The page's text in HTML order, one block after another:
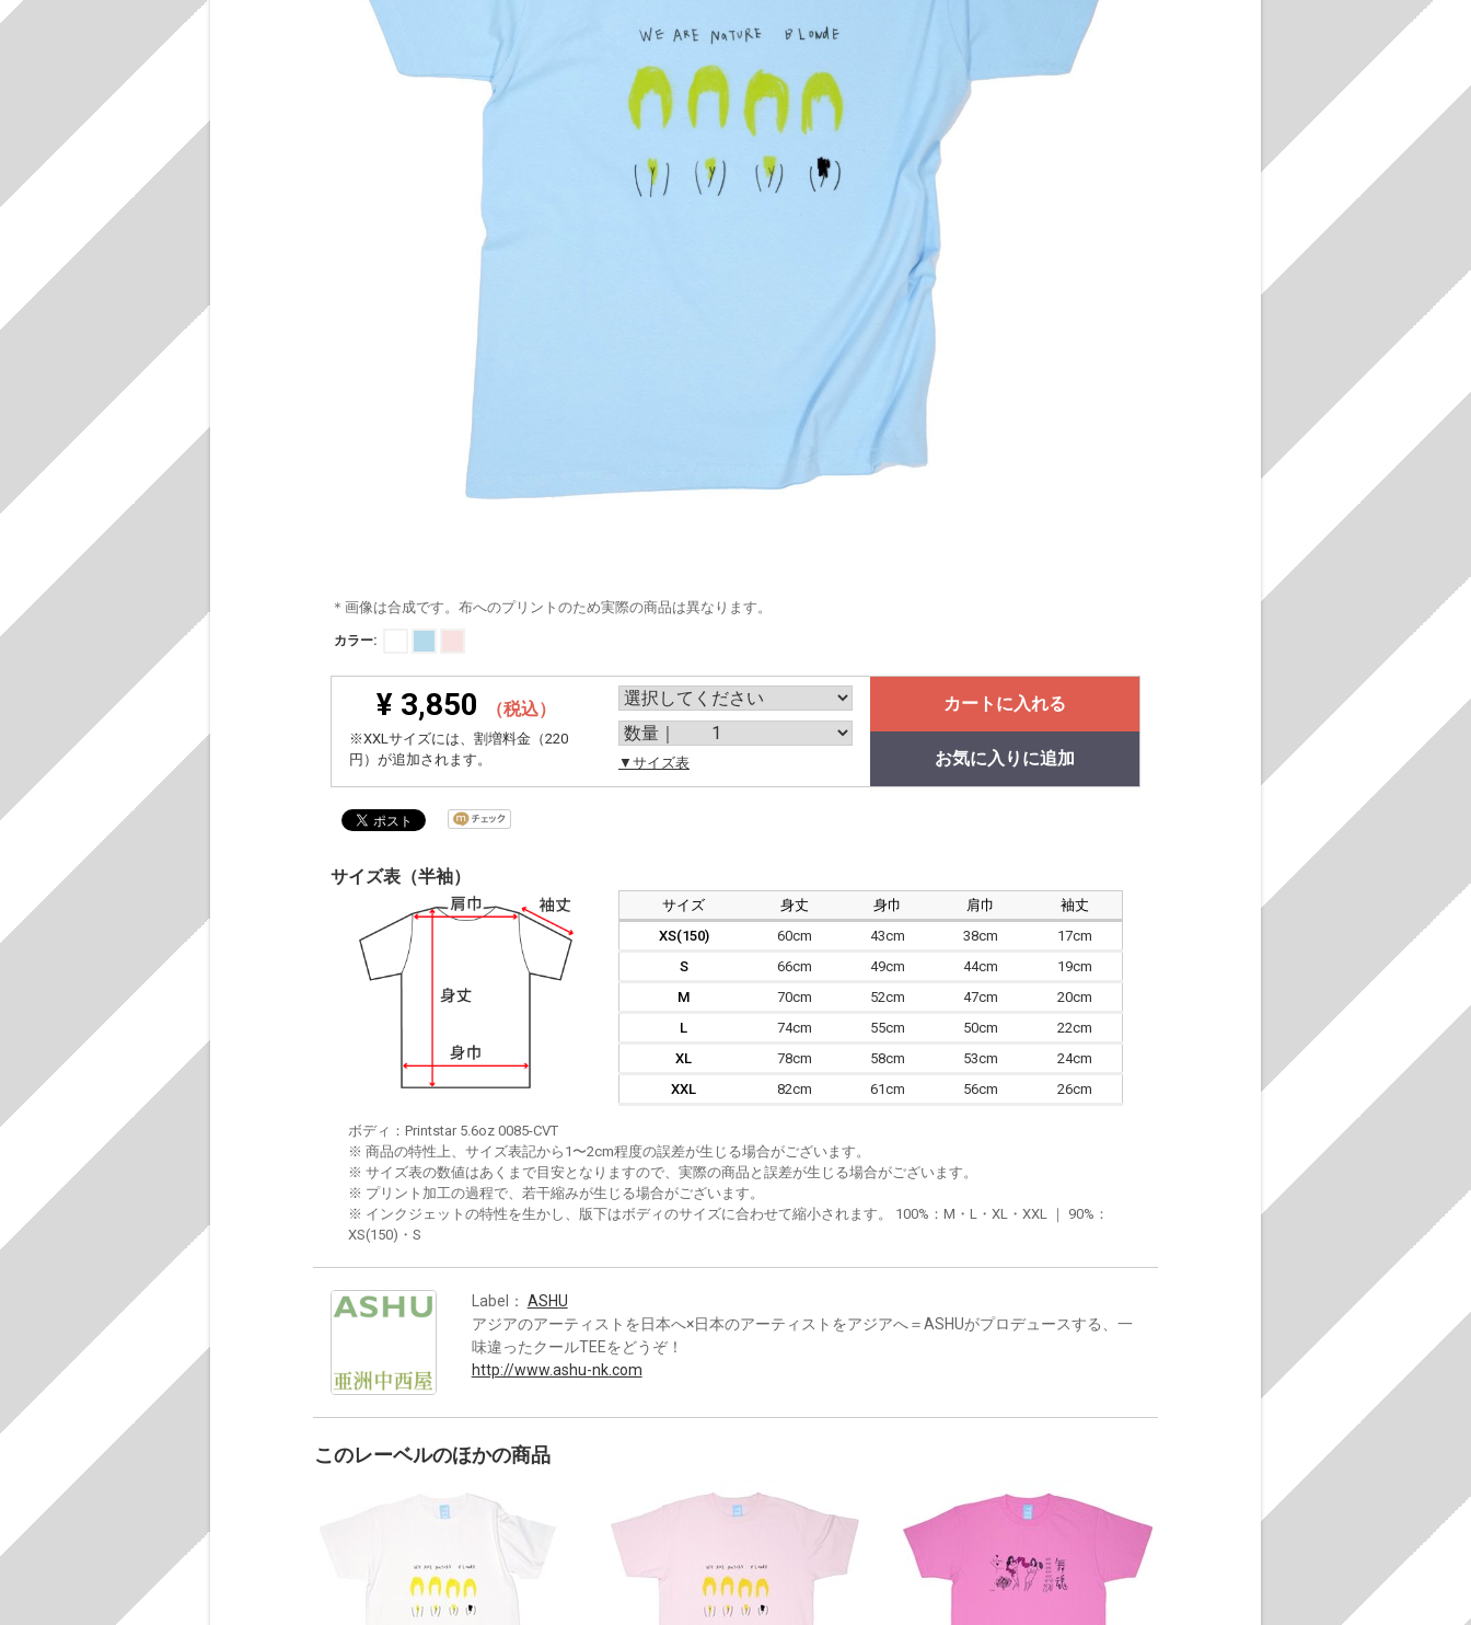
＊画像は合成です。布へのプリントのため実際の商品は異なります。
カラー:
¥ 3,850 （税込）
※XXLサイズには、割増料金（220
円）が追加されます。
▼サイズ表
カートに入れる
お気に入りに追加
サイズ表（半袖）
サイズ 身丈 身巾 肩巾
袖丈
XS(150)
60cm 43cm 38cm
17cm
S
66cm 49cm 44cm
19cm
M
70cm 52cm 47cm
20cm
L
74cm 55cm 50cm
22cm
XL
78cm 58cm 53cm
24cm
XXL
82cm 61cm 56cm 26cm
ボディ：Printstar 5.6oz 0085-CVT
※ 商品の特性上、サイズ表記から1〜2cm程度の誤差が生じる場合がございます。
※ サイズ表の数値はあくまで目安となりますので、実際の商品と誤差が生じる場合がございます。
※ プリント加工の過程で、若干縮みが生じる場合がございます。
※ インクジェットの特性を生かし、版下はボディのサイズに合わせて縮小されます。 100%：M・L・XL・XXL ｜ 90%：
XS(150)・S
Label： ASHU
アジアのアーティストを日本へ×日本のアーティストをアジアへ＝ASHUがプロデュースする、一
味違ったクールTEEをどうぞ！
http://www.ashu-nk.com
このレーベルのほかの商品